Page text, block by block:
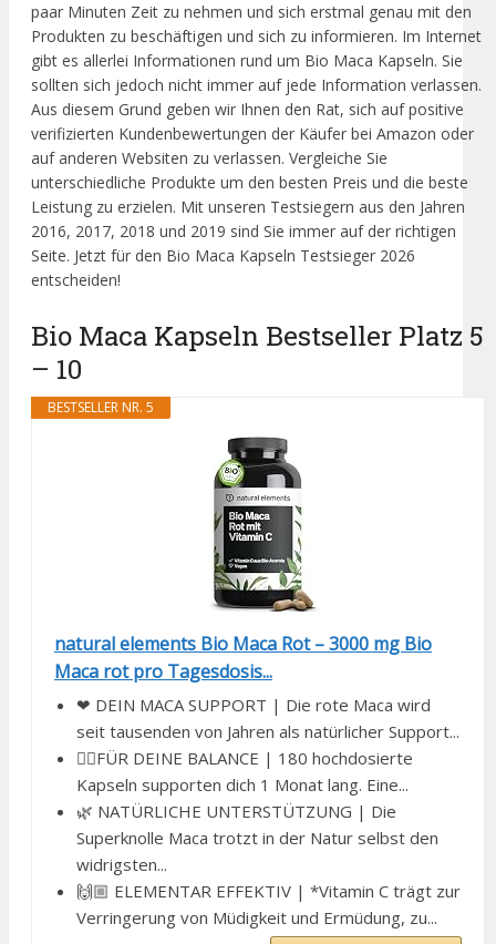
paar Minuten Zeit zu nehmen und sich erstmal genau mit den
Produkten zu beschäftigen und sich zu informieren. Im Internet
gibt es allerlei Informationen rund um Bio Maca Kapseln. Sie
sollten sich jedoch nicht immer auf jede Information verlassen.
Aus diesem Grund geben wir Ihnen den Rat, sich auf positive
verifizierten Kundenbewertungen der Käufer bei Amazon oder
auf anderen Websiten zu verlassen. Vergleiche Sie
unterschiedliche Produkte um den besten Preis und die beste
Leistung zu erzielen. Mit unseren Testsiegern aus den Jahren
2016, 2017, 2018 und 2019 sind Sie immer auf der richtigen
Seite. Jetzt für den Bio Maca Kapseln Testsieger 2026
entscheiden!
Bio Maca Kapseln Bestseller Platz 5
– 10
BESTSELLER NR. 5
natural elements Bio Maca Rot – 3000 mg Bio
Maca rot pro Tagesdosis...
❤ DEIN MACA SUPPORT | Die rote Maca wird
seit tausenden von Jahren als natürlicher Support...
🧘‍♀️FÜR DEINE BALANCE | 180 hochdosierte
Kapseln supporten dich 1 Monat lang. Eine...
🌿 NATÜRLICHE UNTERSTÜTZUNG | Die
Superknolle Maca trotzt in der Natur selbst den
widrigsten...
🙌🏼 ELEMENTAR EFFEKTIV | *Vitamin C trägt zur
Verringerung von Müdigkeit und Ermüdung, zu...